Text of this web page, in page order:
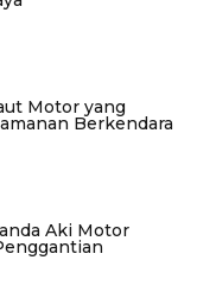
Motor yang
Berkendara
Aki Motor